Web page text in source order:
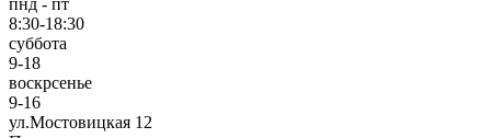
пнд - пт
8:30-18:30
суббота
9-18
воскрсенье
9-16
ул.Мостовицкая 12